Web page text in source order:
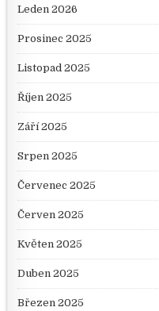
Leden 2026
Prosinec 2025
Listopad 2025
Říjen 2025
Září 2025
Srpen 2025
Červenec 2025
Červen 2025
Květen 2025
Duben 2025
Březen 2025